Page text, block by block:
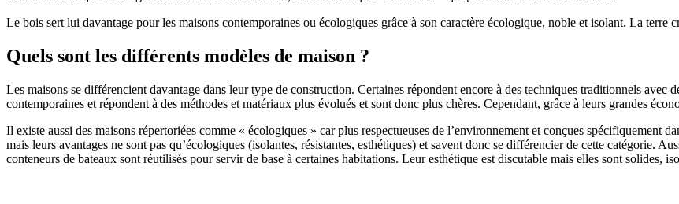
Le bois sert lui davantage pour les maisons contemporaines ou écologiques grâce à son caractère écologique, noble et isolant. La terre
Quels sont les différents modèles de maison ?
Les maisons se différencient davantage dans leur type de construction. Certaines répondent encore à des techniques traditionnels avec
contemporaines et répondent à des méthodes et matériaux plus évolués et sont donc plus chères. Cependant, grâce à leurs grandes
Il existe aussi des maisons répertoriées comme « écologiques » car plus respectueuses de l’environnement et conçues spécifiquement
mais leurs avantages ne sont pas qu’écologiques (isolantes, résistantes, esthétiques) et savent donc se différencier de cette catégorie.
conteneurs de bateaux sont réutilisés pour servir de base à certaines habitations. Leur esthétique est discutable mais elles sont solides,